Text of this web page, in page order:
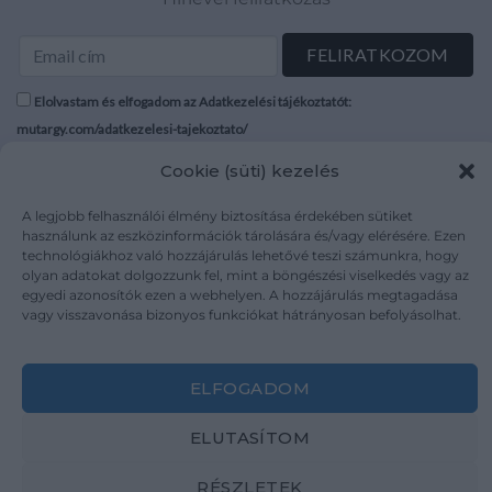
Cookie (süti) kezelés
A legjobb felhasználói élmény biztosítása érdekében sütiket
használunk az eszközinformációk tárolására és/vagy elérésére. Ezen
technológiákhoz való hozzájárulás lehetővé teszi számunkra, hogy
olyan adatokat dolgozzunk fel, mint a böngészési viselkedés vagy az
egyedi azonosítók ezen a webhelyen. A hozzájárulás megtagadása
vagy visszavonása bizonyos funkciókat hátrányosan befolyásolhat.
ELFOGADOM
ELUTASÍTOM
RÉSZLETEK
Elolvastam és elfogadom az Adatkezelési tájékoztatót:
mutargy.com/adatkezelesi-tajekoztato/
Médiaajánlat
Karrier
Kapcsolat
Áraink
ÁSZF
Adatvédelem
Impresszum